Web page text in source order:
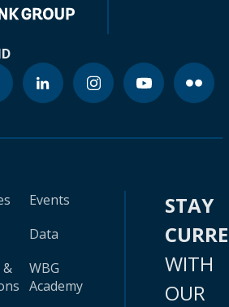
&
Events
Data
WBG
Academy
STAY
WITH
OUR